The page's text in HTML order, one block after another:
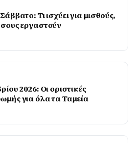
Τι ισχύει για μισθούς,
εργαστούν
2026: Οι οριστικές
για όλα τα Ταμεία